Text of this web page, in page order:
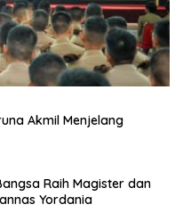
Akmil Menjelang
Raih Magister dan
Yordania